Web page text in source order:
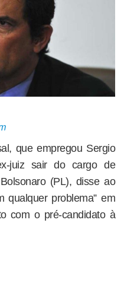
que empregou Sergio
juiz sair do cargo de
(PL), disse ao
qualquer problema” em
com o pré-candidato à